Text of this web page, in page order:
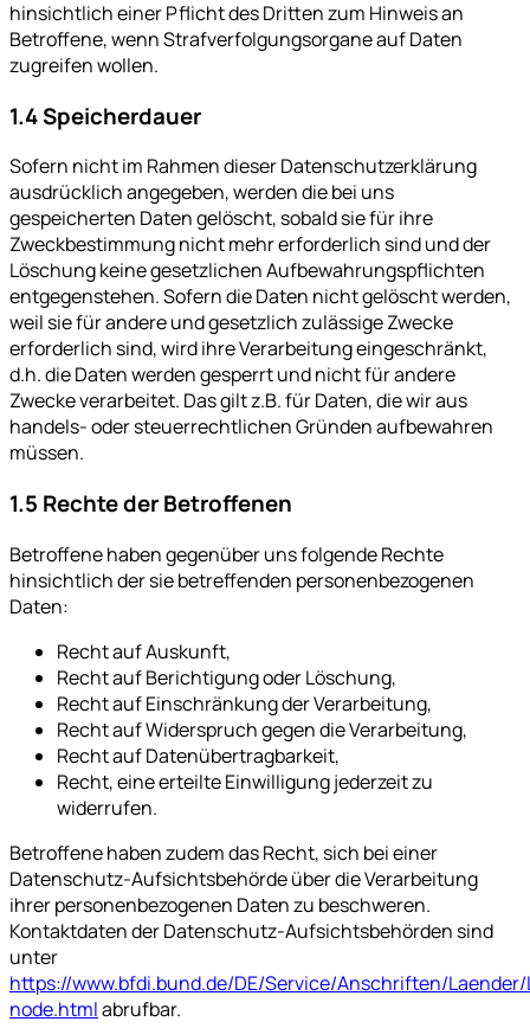
hinsichtlich einer Pflicht des Dritten zum Hinweis an
Betroffene, wenn Strafverfolgungsorgane auf Daten
zugreifen wollen.
1.4 Speicherdauer
Sofern nicht im Rahmen dieser Datenschutzerklärung
ausdrücklich angegeben, werden die bei uns
gespeicherten Daten gelöscht, sobald sie für ihre
Zweckbestimmung nicht mehr erforderlich sind und der
Löschung keine gesetzlichen Aufbewahrungspflichten
entgegenstehen. Sofern die Daten nicht gelöscht werden,
weil sie für andere und gesetzlich zulässige Zwecke
erforderlich sind, wird ihre Verarbeitung eingeschränkt,
d.h. die Daten werden gesperrt und nicht für andere
Zwecke verarbeitet. Das gilt z.B. für Daten, die wir aus
handels- oder steuerrechtlichen Gründen aufbewahren
müssen.
1.5 Rechte der Betroffenen
Betroffene haben gegenüber uns folgende Rechte
hinsichtlich der sie betreffenden personenbezogenen
Daten:
Recht auf Auskunft,
Recht auf Berichtigung oder Löschung,
Recht auf Einschränkung der Verarbeitung,
Recht auf Widerspruch gegen die Verarbeitung,
Recht auf Datenübertragbarkeit,
Recht, eine erteilte Einwilligung jederzeit zu
widerrufen.
Betroffene haben zudem das Recht, sich bei einer
Datenschutz-Aufsichtsbehörde über die Verarbeitung
ihrer personenbezogenen Daten zu beschweren.
Kontaktdaten der Datenschutz-Aufsichtsbehörden sind
unter
https://www.bfdi.bund.de/DE/Service/Anschriften/
node.htmlabrufbar.